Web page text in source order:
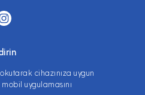
cihazınıza uygun
mobil uygulamasını